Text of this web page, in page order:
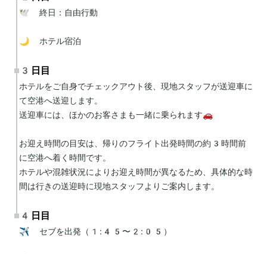
🕊 終日：自由行動
🌙 ホテル宿泊
3日目
ホテルをご自身でチェックアウト後、現地スタッフが送迎車に
て空港へ送迎します。
送迎車には、ほかのお客さまも一緒に乗られます🚗
お迎え時間の目安は、帰りのフライト出発時間の約3時間前
に空港へ着く時間です。
ホテルや混雑状況によりお迎え時間が異なるため、具体的な時
間は行きの送迎時に現地スタッフよりご案内します。
4日目
✈️ セブを出発（1:45〜2:05）